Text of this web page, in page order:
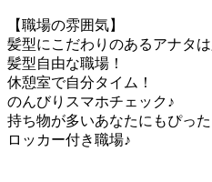
【職場の雰囲気】
髪型にこだわりのあるアナタは
髪型自由な職場！
休憩室で自分タイム！
のんびりスマホチェック♪
持ち物が多いあなたにもぴっ
ロッカー付き職場♪